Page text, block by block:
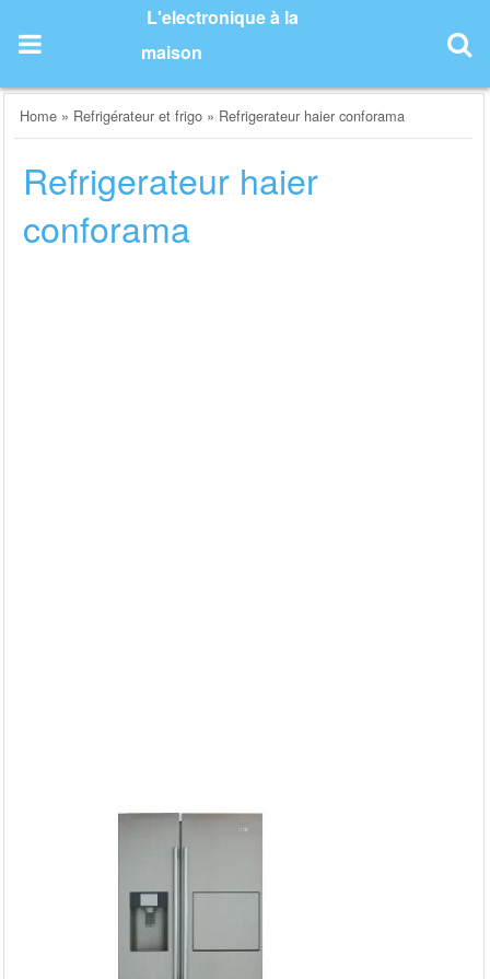
content
L'electronique à la
maison
Home » Refrigérateur et frigo » Refrigerateur haier conforama
Refrigerateur haier
conforama